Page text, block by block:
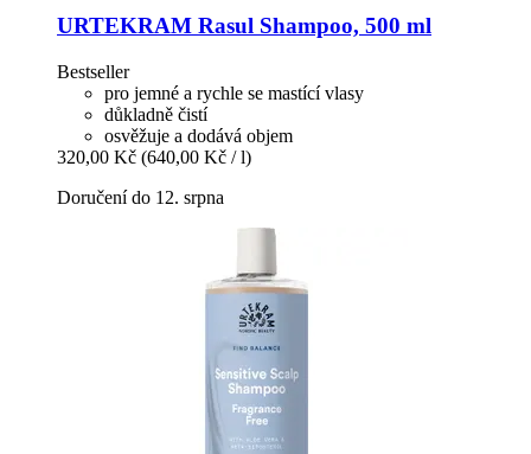
URTEKRAM Rasul Shampoo, 500 ml
Bestseller
pro jemné a rychle se mastící vlasy
důkladně čistí
osvěžuje a dodává objem
320,00 Kč (640,00 Kč / l)
Doručení do 12. srpna